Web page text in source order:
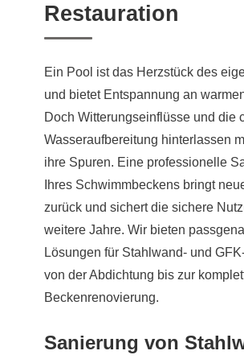
Restauration
Ein Pool ist das Herzstück des
und bietet Entspannung an
Doch Witterungseinflüsse und die
Wasseraufbereitung hinterlassen
ihre Spuren. Eine professionelle
Ihres Schwimmbeckens bringt
zurück und sichert die sichere
weitere Jahre. Wir bieten
Lösungen für Stahlwand- und
von der Abdichtung bis zur
Beckenrenovierung.
Sanierung von